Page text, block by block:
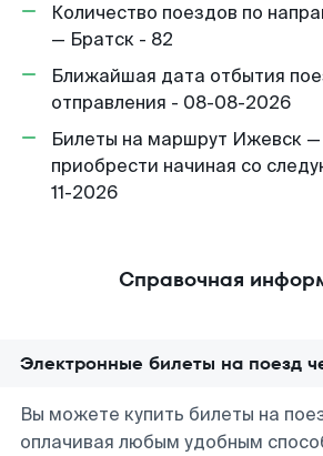
Количество поездов по
— Братск - 82
Ближайшая дата отбытия
отправления - 08-08-2026
Билеты на маршрут Ижевск
приобрести начиная со
11-2026
Справочная
Электронные билеты на поезд
Вы можете купить билеты на
оплачивая любым удобным